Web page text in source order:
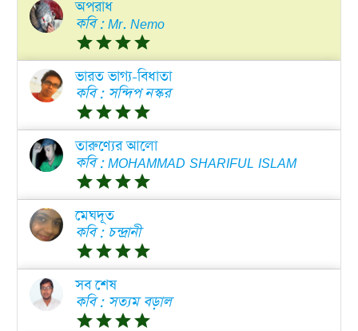
অপরাধ
কবি : Mr. Nemo
gradegradegradegrade
ভারত ভাগ্য-বিধাতা
কবি : সন্দিপ নস্কর
gradegradegradegrade
তারুণ্যের আলো
কবি : MOHAMMAD SHARIFUL ISLAM
gradegradegradegrade
মেঘদূত
কবি : চন্দ্রানী
gradegradegradegrade
সব শেষ
কবি : সত্যম বড়াল
gradegradegradegrade